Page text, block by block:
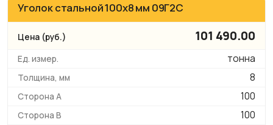
Уголок стальной 100х8 мм 09Г2С
101 490.00
тонна
8
100
100